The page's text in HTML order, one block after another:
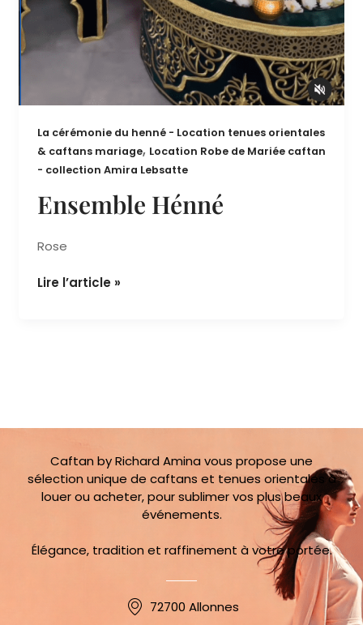
La cérémonie du henné - Location tenues orientales
- collection Amira Lebsatte
Ensemble Hénné
Rose
Caftan by Richard Amina vous propose une
sélection unique de caftans et tenues orientales à
louer ou acheter, pour sublimer vos plus beaux
événements.
Élégance, tradition et raffinement à votre portée.
72700 Allonnes